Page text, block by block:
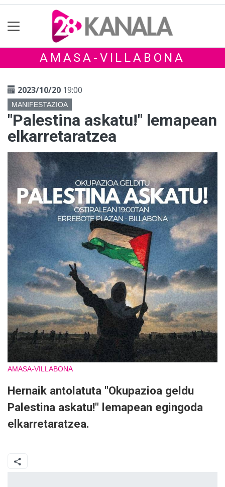
AMASA-VILLABONA
2023/10/20 19:00
MANIFESTAZIOA
"Palestina askatu!" lemapean
elkarretaratzea
AMASA-VILLABONA
Hernaik antolatuta "Okupazioa geldu
Palestina askatu!" lemapean egingoda
elkarretaratzea.